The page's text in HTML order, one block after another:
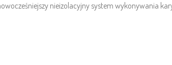
nieizolacyjny system wykonywania